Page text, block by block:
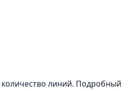
количество линий. Подробный